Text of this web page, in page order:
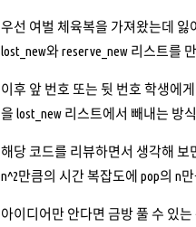
우선 여벌 체육복을 가져왔는데 잃
lost_new와 reserve_new 리스트를
이후 앞 번호 또는 뒷 번호 학생에
을 lost_new 리스트에서 빼내는 방
해당 코드를 리뷰하면서 생각해 보
n^2만큼의 시간 복잡도에 pop의 n
아이디어만 안다면 금방 풀 수 있